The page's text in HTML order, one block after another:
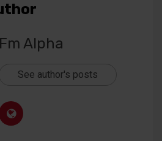
Fm Alpha
See author's posts